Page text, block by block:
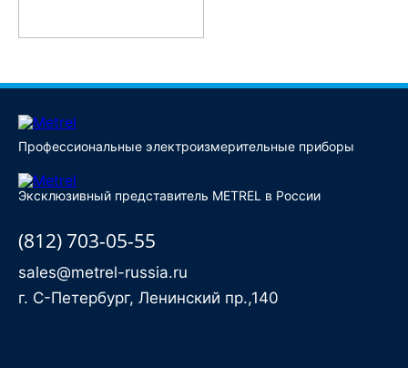
Профессиональные электроизмерительные приборы
Эксклюзивный представитель METREL в России
(812) 703-05-55
sales@metrel-russia.ru
г. С-Петербург, Ленинский пр.,140